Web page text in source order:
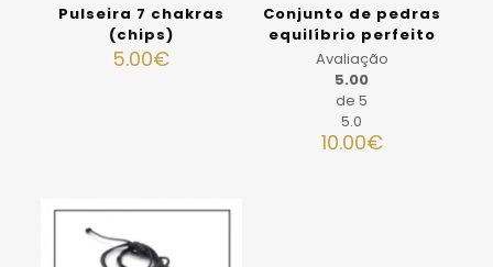
Pulseira 7 chakras
(chips)
5.00€
Conjunto de pedras
equilíbrio perfeito
Avaliação
5.00
de 5
5.0
10.00€